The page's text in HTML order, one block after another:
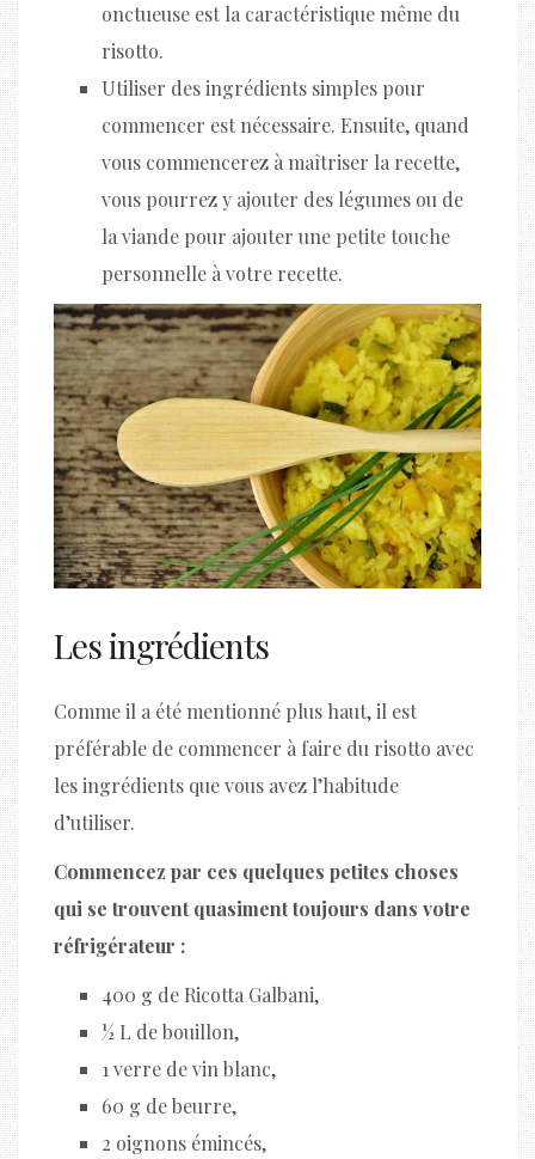
onctueuse est la caractéristique même du
risotto.
Utiliser des ingrédients simples pour
commencer est nécessaire. Ensuite, quand
vous commencerez à maîtriser la recette,
vous pourrez y ajouter des légumes ou de
la viande pour ajouter une petite touche
personnelle à votre recette.
Les ingrédients
Comme il a été mentionné plus haut, il est
préférable de commencer à faire du risotto avec
les ingrédients que vous avez l’habitude
d’utiliser.
Commencez par ces quelques petites choses
qui se trouvent quasiment toujours dans votre
réfrigérateur :
400 g de Ricotta Galbani,
½ L de bouillon,
1 verre de vin blanc,
60 g de beurre,
2 oignons émincés,